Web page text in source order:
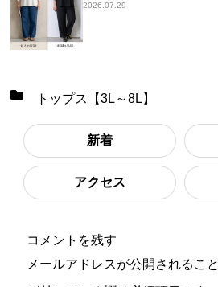
2026.07.29
トップス【3L～8L】
新着
アクセス
コメントを残す
メールアドレスが公開されるこ